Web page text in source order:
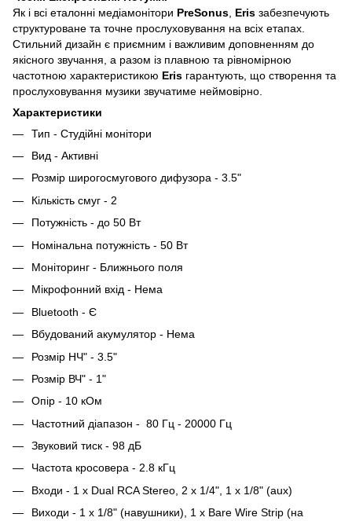
Як і всі еталонні медіамонітори PreSonus Eris забезпечують
структуроване та точне прослуховування на всіх етапах.
Стильний дизайн є приємним і важливим доповненням до
якісного звучання, а разом із плавною та рівномірною
частотною характеристикою Eris гарантують, що створення та
прослуховування музики звучатиме неймовірно.
Характеристики
Тип - Студійні монітори
Вид - Активні
Розмір широгосмугового дифузора - 3.5"
Кількість смуг - 2
Потужність - до 50 Вт
Номінальна потужність - 50 Вт
Моніторинг - Ближнього поля
Мікрофонний вхід - Нема
Bluetooth - Є
Вбудований акумулятор - Нема
Розмір НЧ" - 3.5"
Розмір ВЧ" - 1"
Опір - 10 кОм
Частотний діапазон - 80 Гц - 20000 Гц
Звуковий тиск - 98 дБ
Частота кросовера - 2.8 кГц
Входи - 1 x Dual RCA Stereo, 2 x 1/4", 1 x 1/8" (aux)
Виходи - 1 x 1/8" (навушники), 1 x Bare Wire Strip (на